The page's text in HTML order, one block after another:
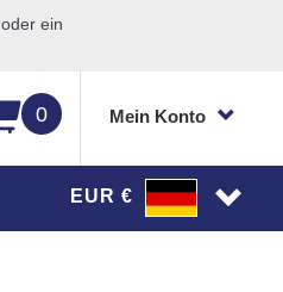
ein
0 Mein Konto
EUR €